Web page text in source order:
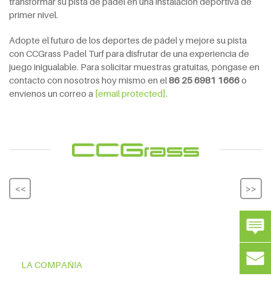
primer nivel.
Adopte el futuro de los deportes de pádel y mejore su pista
con CCGrass Padel Turf para disfrutar de una experiencia de
juego inigualable. Para solicitar muestras gratuitas, póngase en
contacto con nosotros hoy mismo en el86 25 6981 1666o
envíenos un correo a [email protected] .
<< >>
LA COMPAÑIA